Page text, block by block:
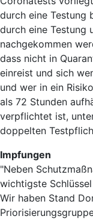
durch eine Testung
durch eine Testung
nachgekommen
dass nicht in
einreist und sich
und wer in ein
als 72 Stunden
verpflichtet ist,
doppelten
Impfungen
"Neben
wichtigste
Wir haben Stand